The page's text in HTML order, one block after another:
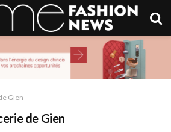
Gien
de Gien